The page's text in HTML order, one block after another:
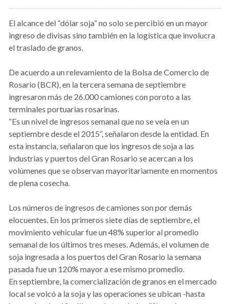
El alcance del “dólar soja” no solo se percibió en un mayor
ingreso de divisas sino también en la logística que involucra
el traslado de granos.
De acuerdo a un relevamiento de la Bolsa de Comercio de
Rosario (BCR), en la tercera semana de septiembre
ingresaron más de 26.000 camiones con poroto a las
terminales portuarias rosarinas.
“Es un nivel de ingresos semanal que no se veía en un
septiembre desde el 2015”, señalaron desde la entidad. En
esta instancia, señalaron que los ingresos de soja a las
industrias y puertos del Gran Rosario se acercan a los
volúmenes que se observan mayoritariamente en momentos
de plena cosecha.
Los números de ingresos de camiones son por demás
elocuentes. En los primeros siete días de septiembre, el
movimiento vehicular fue un 48% superior al promedio
semanal de los últimos tres meses. Además, el volumen de
soja ingresada a los puertos del Gran Rosario la semana
pasada fue un 120% mayor a ese mismo promedio.
En septiembre, la comercialización de granos en el mercado
local se volcó a la soja y las operaciones se ubican -hasta